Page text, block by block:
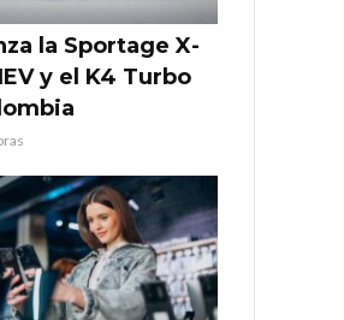
la Sportage X-
y el K4 Turbo